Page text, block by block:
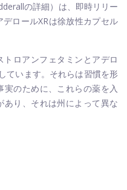
の詳細）は、即時リリー
ロールXRは徐放性カプセル
ロアンフェタミンとアデロ
ています。それらは習慣を形
のために、これらの薬を入
り、それは州によって異な